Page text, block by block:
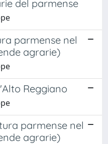
del parmense
parmense nel
agrarie)
Reggiano
parmense nel
agrarie)